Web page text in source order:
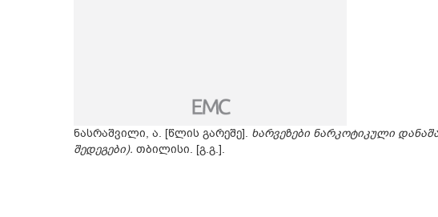
ნასრაშვილი, ა. [წლის გარეშე]. ხარვეზები ნარკოტიკული
შედეგები). თბილისი. [გ.გ.].